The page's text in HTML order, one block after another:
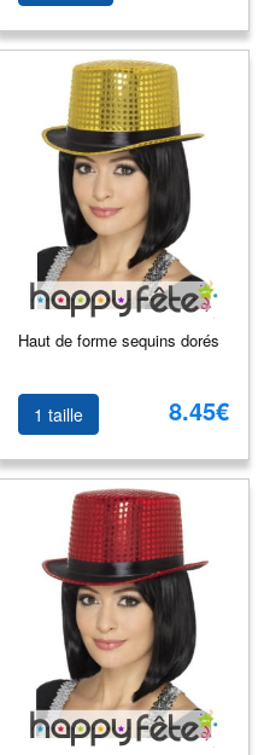
Haut de forme sequins dorés
1 taille 8.45€